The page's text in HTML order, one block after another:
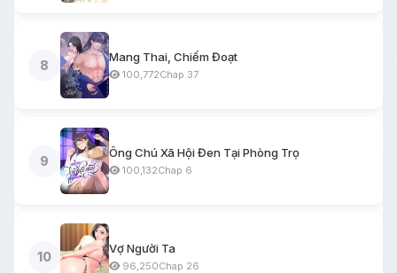
8
Mang Thai, Chiếm Đoạt
100,772Chap 37
9
Ông Chú Xã Hội Đen Tại Phòng Trọ
100,132Chap 6
10
Vợ Người Ta
96,250Chap 26